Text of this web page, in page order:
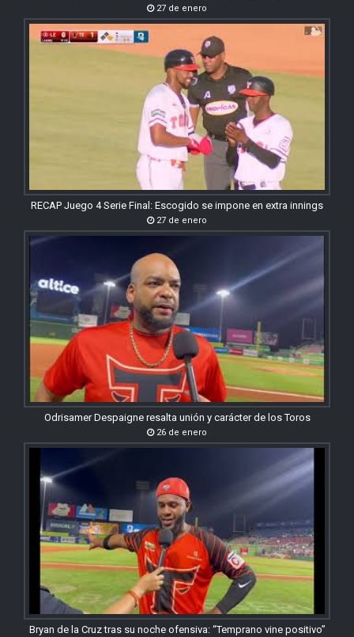
27 de enero
RECAP Juego 4 Serie Final: Escogido se impone en extra innings
27 de enero
Odrisamer Despaigne resalta unión y carácter de los Toros
26 de enero
Bryan de la Cruz tras su noche ofensiva: “Temprano vine positivo”